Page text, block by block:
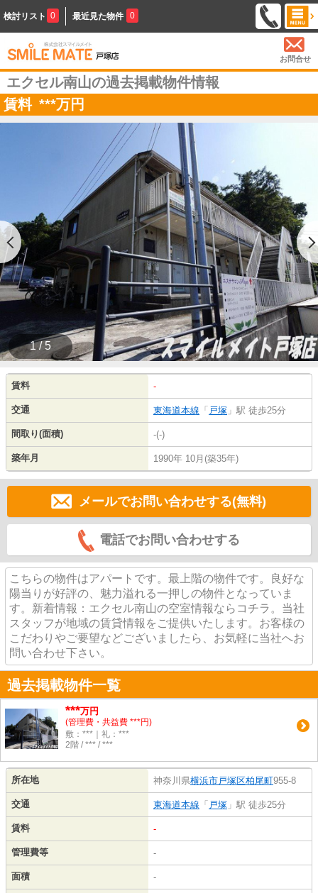
検討リスト 0 最近見た物件 0
お問合せ
エクセル南山の過去掲載物件情報
賃料 ***万円
1 / 5
賃料 -
交通 東海道本線 「 戸塚 」駅 徒歩25分
間取り(面積) -(-)
築年月 1990年 10月(築35年)
メールでお問い合わせする(無料)
電話でお問い合わせする
こちらの物件はアパートです。最上階の物件です。良好な
陽当りが好評の、魅力溢れる一押しの物件となっていま
す。新着情報：エクセル南山の空室情報ならコチラ。当社
スタッフが地域の賃貸情報をご提供いたします。お客様の
こだわりやご要望などございましたら、お気軽に当社へお
問い合わせ下さい。
過去掲載物件一覧
***万円
(管理費・共益費 ***円)
敷：***｜礼：***
2階 / *** / ***
所在地 神奈川県横浜市戸塚区柏尾町955-8
交通 東海道本線 「 戸塚 」駅 徒歩25分
賃料 -
管理費等 -
面積 -